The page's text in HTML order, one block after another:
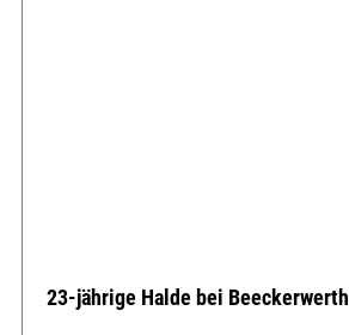
23-jährige Halde bei Beeckerwerth